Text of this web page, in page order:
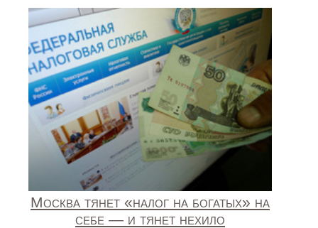
Москва тянет «налог на богатых» на
себе — и тянет нехило